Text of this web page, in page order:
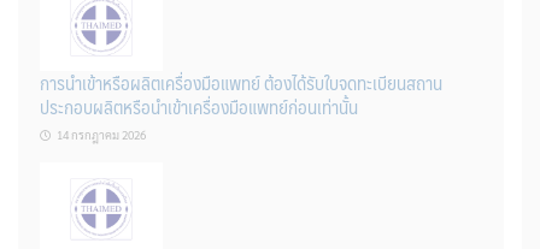
การนำเข้าหรือผลิตเครื่องมือแพทย์ ต้องได้รับใบจดทะเบียนสถาน
ประกอบผลิตหรือนำเข้าเครื่องมือแพทย์ก่อนเท่านั้น
14 กรกฎาคม 2026